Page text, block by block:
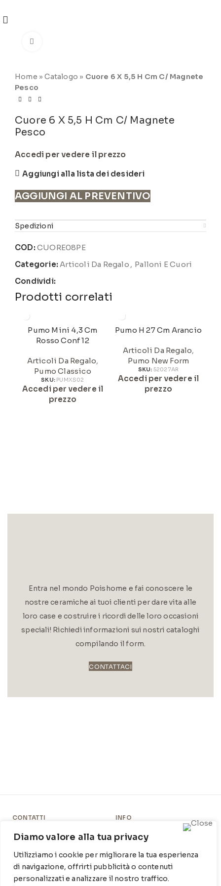
Diamo valore alla tua privacy
Utilizziamo i cookie per migliorare la tua esperienza
di navigazione, offrirti pubblicità o contenuti
personalizzati e analizzare il nostro traffico.
Home »Catalogo » Cuore 6 X 5,5 H Cm C/ Magnete
Pesco
Cuore 6 X 5,5 H Cm C/ Magnete
Pesco
Accedi per vedere il prezzo
Aggiungi alla lista dei desideri
AGGIUNGI AL PREVENTIVO
Spedizioni
COD: CUORE08PE
Categorie: Articoli Da Regalo , Palloni E Cuori
Condividi:
Prodotti correlati
Pumo Mini 4,3 Cm
Rosso Conf 12
Articoli Da Regalo,
Pumo Classico
SKU: PUMXS02
Accedi per vedere il
prezzo
Pumo H 27 Cm Arancio
Articoli Da Regalo,
Pumo New Form
SKU: 52027AR
Accedi per vedere il
prezzo
Entra nel mondo Poishome e fai conoscere le
nostre ceramiche ai tuoi clienti per dare vita alle
loro case e costruire i ricordi delle loro occasioni
speciali! Richiedi informazioni sui nostri cataloghi
compilando il form.
CONTATTACI
CONTATTI
Contrada Locosantissimo
mare
: 080 917 78 89
INFO
Chi siamo
Cookie Policy
Privacy Policy